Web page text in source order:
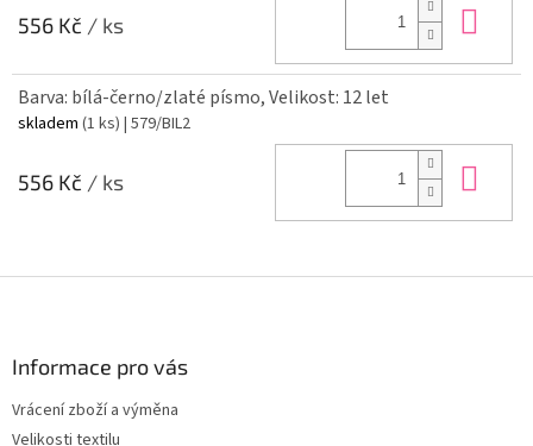
556 Kč / ks
Barva: bílá-černo/zlaté písmo, Velikost: 12 let
skladem (1 ks) | 579/BIL2
556 Kč / ks
Informace pro vás
Vrácení zboží a výměna
Velikosti textilu